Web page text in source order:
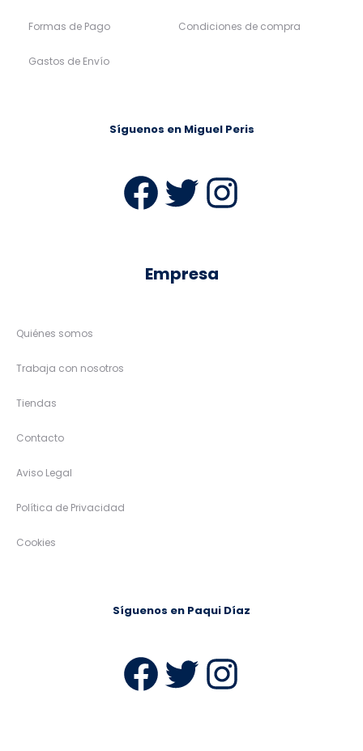
Formas de Pago
Gastos de Envío
Condiciones de compra
Síguenos en Miguel Peris
Facebook
Twitter
Empresa
Quiénes somos
Trabaja con nosotros
Tiendas
Contacto
Aviso Legal
Política de Privacidad
Cookies
Síguenos en Paqui Díaz
Facebook
Twitter